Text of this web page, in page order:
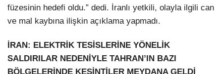
füzesinin hedefi oldu.” dedi. İranlı yetkili, olayla ilgili can
ve mal kaybına ilişkin açıklama yapmadı.
İRAN: ELEKTRİK TESİSLERİNE YÖNELİK
SALDIRILAR NEDENİYLE TAHRAN’IN BAZI
BÖLGELERİNDE KESİNTİLER MEYDANA GELDİ